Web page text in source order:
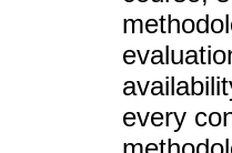
every